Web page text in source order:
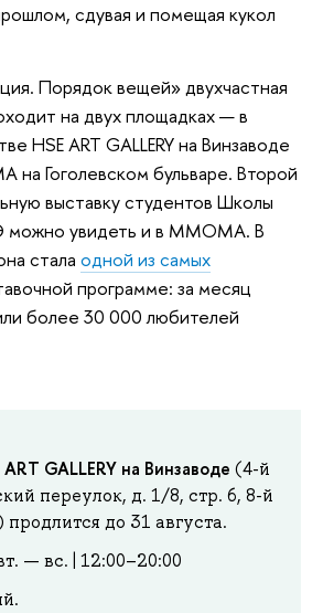
сдувая и помещая кукол
Порядок вещей» двухчастная
на двух площадках — в
HSE ART GALLERY на Винзаводе
Гоголевском бульваре. Второй
выставку студентов Школы
можно увидеть и в ММОМА. В
стала одной из самых
программе: за месяц
более 30 000 любителей
GALLERY на Винзаводе (4-й
переулок, д. 1/8, стр. 6, 8-й
до 31 августа.
— вс. | 12:00–20:00